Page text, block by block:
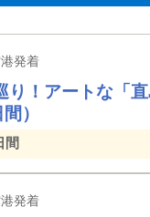
発着
り！アートな「
）
間
発着